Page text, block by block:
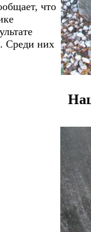
что
Среди них